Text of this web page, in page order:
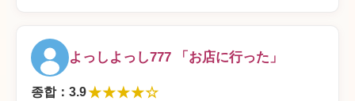
【직원 대응】
바쁜 시간에 전화를 드렸는데도 쾌히 응해주셨고, 직
원의 대응도 좋았다고 생각합니다. 감사합니다!
2026/07/08
よっしよっし777 「お店に行った」
종합： 3.9★★★★☆